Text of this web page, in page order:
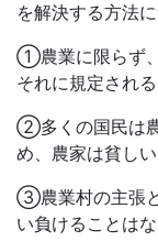
を解決する方法
①農業に限らず、
それに規定される
②多くの国民は
め、農家は貧し
③農業村の主張
い負けることは